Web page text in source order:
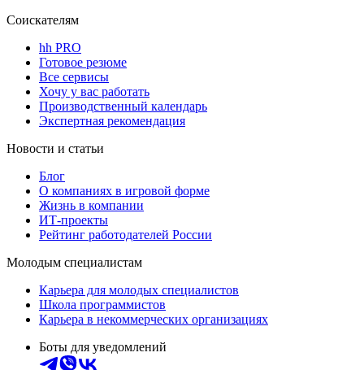
Соискателям
hh PRO
Готовое резюме
Все сервисы
Хочу у вас работать
Производственный календарь
Экспертная рекомендация
Новости и статьи
Блог
О компаниях в игровой форме
Жизнь в компании
ИТ-проекты
Рейтинг работодателей России
Молодым специалистам
Карьера для молодых специалистов
Школа программистов
Карьера в некоммерческих организациях
Боты для уведомлений